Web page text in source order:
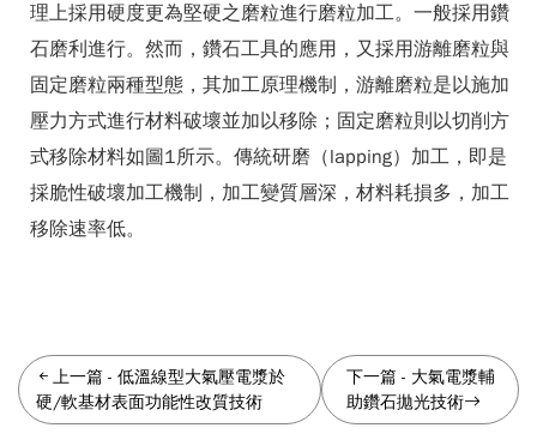
理上採用硬度更為堅硬之磨粒進行磨粒加工。一般採用鑽
石磨利進行。然而，鑽石工具的應用，又採用游離磨粒與
固定磨粒兩種型態，其加工原理機制，游離磨粒是以施加
壓力方式進行材料破壞並加以移除；固定磨粒則以切削方
式移除材料如圖1所示。傳統研磨（lapping）加工，即是
採脆性破壞加工機制，加工變質層深，材料耗損多，加工
移除速率低。
上一篇 - 低溫線型大氣壓電漿於
硬/軟基材表面功能性改質技術
下一篇 - 大氣電漿輔
助鑽石拋光技術